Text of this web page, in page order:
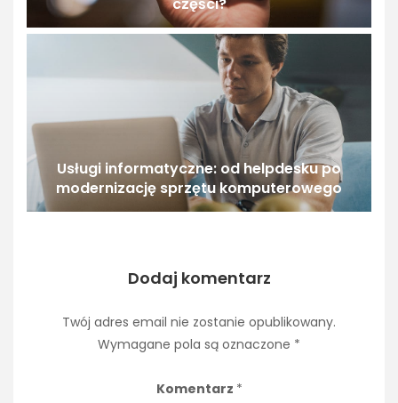
Usługi informatyczne: od helpdesku po
modernizację sprzętu komputerowego
Dodaj komentarz
Twój adres email nie zostanie opublikowany.
Wymagane pola są oznaczone *
Komentarz *